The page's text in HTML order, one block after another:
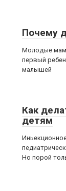
Почему
Молодые
первый
малышей
Как
детям
Но порой